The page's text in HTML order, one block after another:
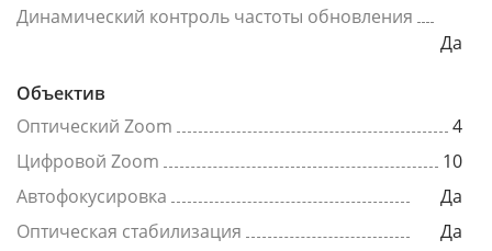
Динамический контроль частоты обновления
Да
Объектив
Оптический Zoom
4
Цифровой Zoom
10
Автофокусировка
Да
Оптическая стабилизация
Да